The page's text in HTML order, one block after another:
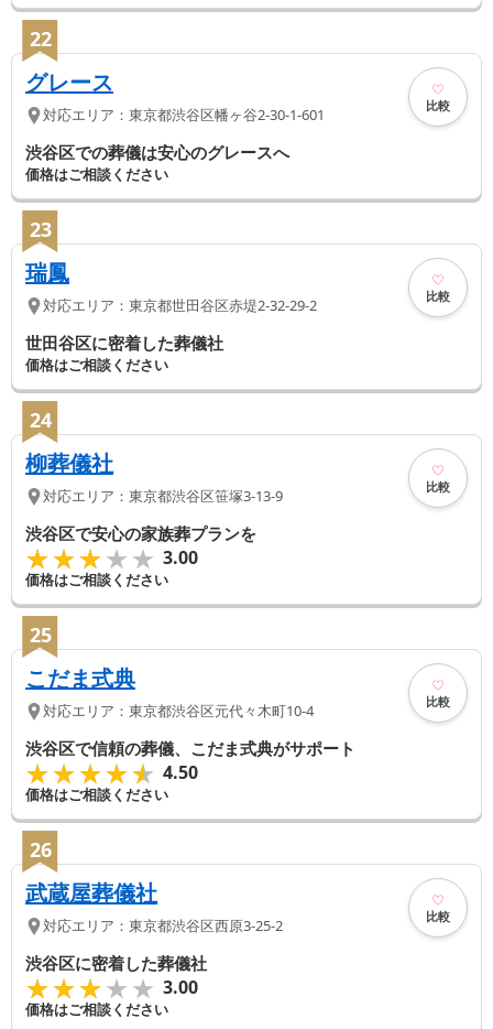
22
グレース
対応エリア： 東京都渋谷区幡ヶ谷2-30-1-601 比較
渋谷区での葬儀は安心のグレースへ
価格はご相談ください
23
瑞鳳
対応エリア： 東京都世田谷区赤堤2-32-29-2 比較
世田谷区に密着した葬儀社
価格はご相談ください
24
柳葬儀社
対応エリア： 東京都渋谷区笹塚3-13-9 比較
渋谷区で安心の家族葬プランを
★★★★★
★★★★★ 3.00
価格はご相談ください
25
こだま式典
対応エリア： 東京都渋谷区元代々木町10-4 比較
渋谷区で信頼の葬儀、こだま式典がサポート
★★★★★
★★★★★ 4.50
価格はご相談ください
26
武蔵屋葬儀社
対応エリア： 東京都渋谷区西原3-25-2 比較
渋谷区に密着した葬儀社
★★★★★
★★★★★ 3.00
価格はご相談ください